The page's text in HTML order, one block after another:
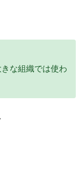
な組織では使わ